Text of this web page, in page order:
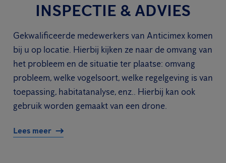
INSPECTIE & ADVIES
Gekwalificeerde medewerkers van Anticimex komen
bij u op locatie. Hierbij kijken ze naar de omvang van
het probleem en de situatie ter plaatse: omvang
probleem, welke vogelsoort, welke regelgeving is van
toepassing, habitatanalyse, enz.. Hierbij kan ook
gebruik worden gemaakt van een drone.
Lees meer